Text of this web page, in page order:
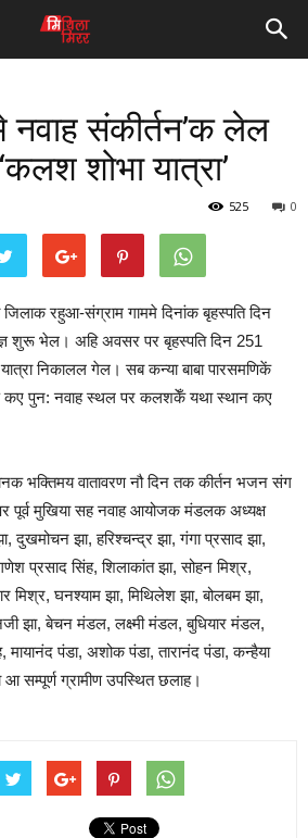
संकीर्तन’क लेल
शोभा यात्रा’
0
525
जिलाक रहुआ-संग्राम गाममे दिनांक बृहस्पति दिन
शुरू भेल। अहि अवसर पर बृहस्पति दिन 251
यात्रा निकालल गेल। सब कन्या बाबा पारसमणिकें
कए पुन: नवाह स्थल पर कलशकेँ यथा स्थान कए
भक्तिमय वातावरण नौ दिन तक कीर्तन भजन संग
पूर्व मुखिया सह नवाह आयोजक मंडलक अध्यक्ष
दुखमोचन झा, हरिश्चन्द्र झा, गंगा प्रसाद झा,
प्रसाद सिंह, शिलाकांत झा, सोहन मिश्र,
मिश्र, घनश्याम झा, मिथिलेश झा, बोलबम झा,
झा, बेचन मंडल, लक्ष्मी मंडल, बुधियार मंडल,
मायानंद पंडा, अशोक पंडा, तारानंद पंडा, कन्हैया
सम्पूर्ण ग्रामीण उपस्थित छलाह।